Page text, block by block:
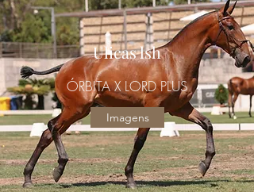
Ulicas lsh
ÓRBITA X LORD PLUS
Imagens